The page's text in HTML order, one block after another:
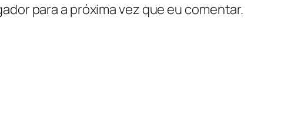
para a próxima vez que eu comentar.